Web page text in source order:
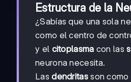
Estructura de la
¿Sabías que una sola
como el centro de
y el citoplasma con las
neurona necesita.
Lasdendritasson como